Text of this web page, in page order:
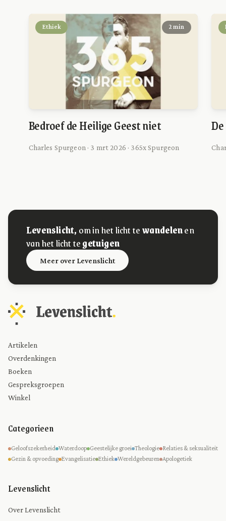
Ethiek 2 min
Bedroef de Heilige Geest niet
Charles Spurgeon · 3 mrt 2026 · 365x Spurgeon
Levenslicht, om in het licht tewandelenen
van het licht tegetuigen
Meer over Levenslicht
Artikelen
Overdenkingen
Boeken
Gespreksgroepen
Winkel
Categorieen
Geloofszekerheid Waterdoop Geestelijke groei Theologie Relaties & seksualiteit
Gezin & opvoeding Evangelisatie Ethiek Wereldgebeuren Apologetiek
Levenslicht
Over Levenslicht